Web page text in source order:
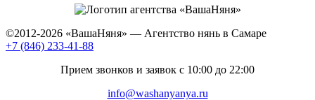
©2012-2026 «ВашаНяня» — Агентство нянь в Самаре
+7 (846) 233-41-88
Прием звонков и заявок с 10:00 до 22:00
info@washanyanya.ru